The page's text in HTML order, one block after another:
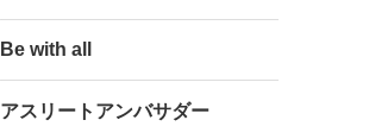
Be with all
アスリートアンバサダー